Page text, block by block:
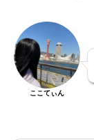
ここてぃん